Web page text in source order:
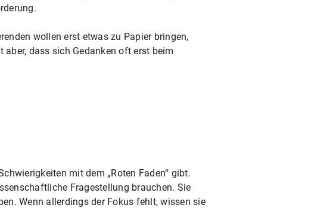
wollen erst etwas zu Papier bringen,
dass sich Gedanken oft erst beim
mit dem „Roten Faden“ gibt.
Fragestellung brauchen. Sie
Wenn allerdings der Fokus fehlt, wissen sie